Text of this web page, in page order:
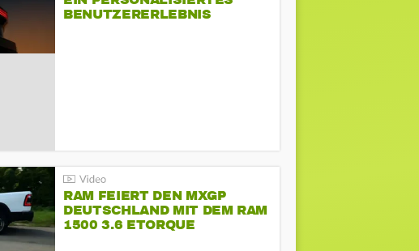
BENUTZERERLEBNIS
RAM FEIERT DEN MXGP
DEUTSCHLAND MIT DEM RAM
1500 3.6 ETORQUE